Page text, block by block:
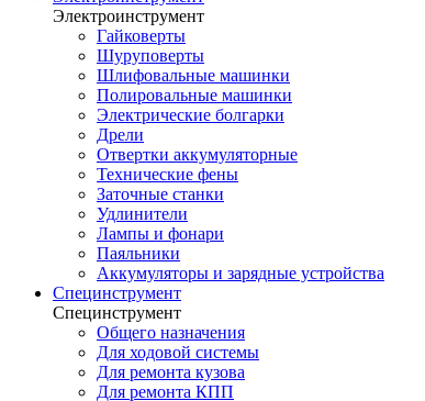
Электроинструмент
Гайковерты
Шуруповерты
Шлифовальные машинки
Полировальные машинки
Электрические болгарки
Дрели
Отвертки аккумуляторные
Технические фены
Заточные станки
Удлинители
Лампы и фонари
Паяльники
Аккумуляторы и зарядные устройства
Специнструмент
Специнструмент
Общего назначения
Для ходовой системы
Для ремонта кузова
Для ремонта КПП